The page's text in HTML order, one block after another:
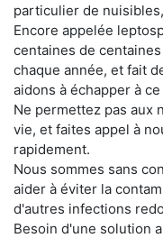
particulier de
Encore appelée
centaines de
chaque année, et fait
aidons à échapper à
Ne permettez pas aux
vie, et faites appel à
rapidement.
Nous sommes sans
aider à éviter la
d'autres infections
Besoin d'une solution